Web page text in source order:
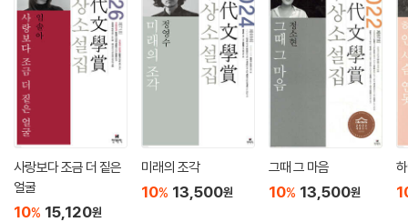
사랑보다 조금 더 짙은
얼굴
10% 15,120원
미래의 조각
10% 13,500원
그때 그 마음
10% 13,500원